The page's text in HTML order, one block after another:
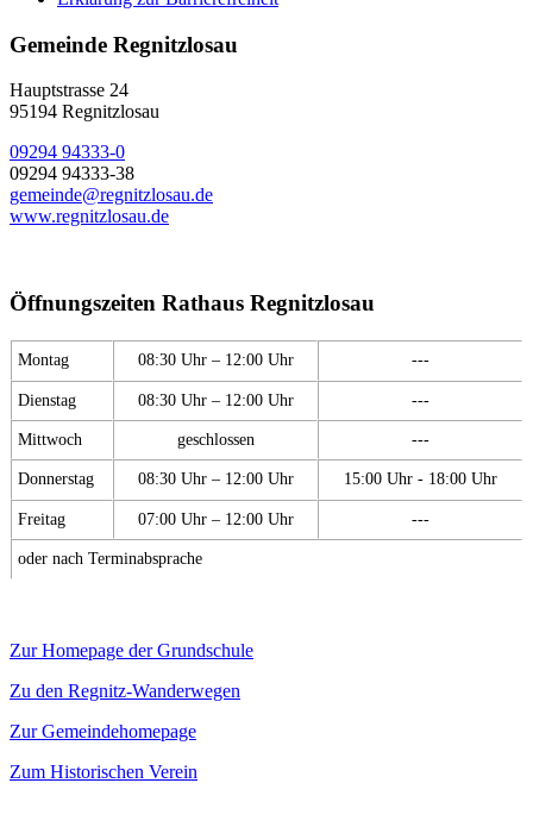
Gemeinde Regnitzlosau
Hauptstrasse 24
95194 Regnitzlosau
09294 94333-0
09294 94333-38
gemeinde@regnitzlosau.de
www.regnitzlosau.de
Öffnungszeiten Rathaus Regnitzlosau
Montag 08:30 Uhr – 12:00 Uhr ---
Dienstag 08:30 Uhr – 12:00 Uhr ---
Mittwoch geschlossen ---
Donnerstag 08:30 Uhr – 12:00 Uhr 15:00 Uhr - 18:00 Uhr
Freitag 07:00 Uhr – 12:00 Uhr ---
oder nach Terminabsprache
Zur Homepage der Grundschule
Zu den Regnitz-Wanderwegen
Zur Gemeindehomepage
Zum Historischen Verein